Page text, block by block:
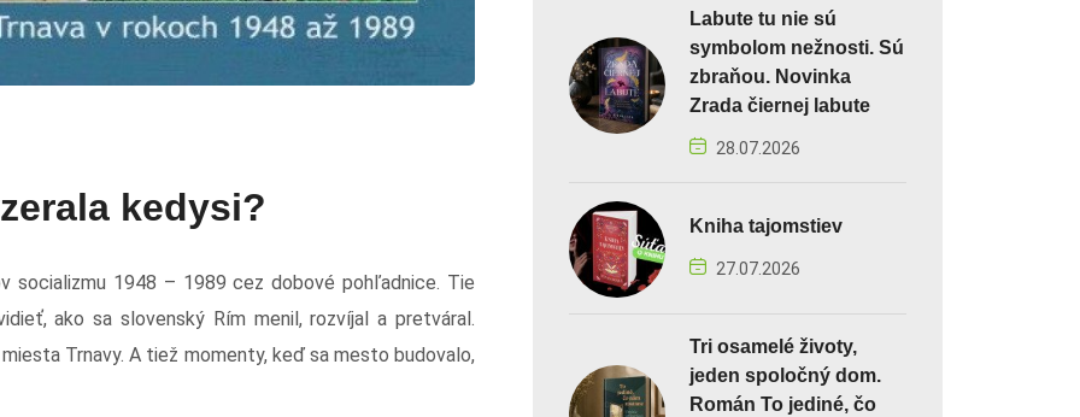
kedysi?
socializmu 1948 – 1989 cez dobové pohľadnice. Tie
ako sa slovenský Rím menil, rozvíjal a pretváral.
Trnavy. A tiež momenty, keď sa mesto budovalo,
Labute tu nie sú
symbolom nežnosti. Sú
zbraňou. Novinka
Zrada čiernej labute
28.07.2026
Kniha tajomstiev
27.07.2026
Tri osamelé životy,
jeden spoločný dom.
Román To jediné, čo